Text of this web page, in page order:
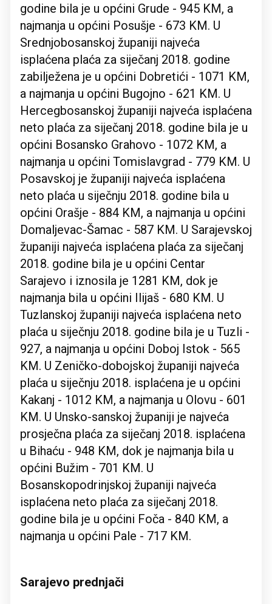
godine bila je u općini Grude - 945 KM, a
najmanja u općini Posušje - 673 KM. U
Srednjobosanskoj županiji najveća
isplaćena plaća za siječanj 2018. godine
zabilježena je u općini Dobretići - 1071 KM,
a najmanja u općini Bugojno - 621 KM. U
Hercegbosanskoj županiji najveća isplaćena
neto plaća za siječanj 2018. godine bila je u
općini Bosansko Grahovo - 1072 KM, a
najmanja u općini Tomislavgrad - 779 KM. U
Posavskoj je županiji najveća isplaćena
neto plaća u siječnju 2018. godine bila u
općini Orašje - 884 KM, a najmanja u općini
Domaljevac-Šamac - 587 KM. U Sarajevskoj
županiji najveća isplaćena plaća za siječanj
2018. godine bila je u općini Centar
Sarajevo i iznosila je 1281 KM, dok je
najmanja bila u općini Ilijaš - 680 KM. U
Tuzlanskoj županiji najveća isplaćena neto
plaća u siječnju 2018. godine bila je u Tuzli -
927, a najmanja u općini Doboj Istok - 565
KM. U Zeničko-dobojskoj županiji najveća
plaća u siječnju 2018. isplaćena je u općini
Kakanj - 1012 KM, a najmanja u Olovu - 601
KM. U Unsko-sanskoj županiji je najveća
prosječna plaća za siječanj 2018. isplaćena
u Bihaću - 948 KM, dok je najmanja bila u
općini Bužim - 701 KM. U
Bosanskopodrinjskoj županiji najveća
isplaćena neto plaća za siječanj 2018.
godine bila je u općini Foča - 840 KM, a
najmanja u općini Pale - 717 KM.
Sarajevo prednjači